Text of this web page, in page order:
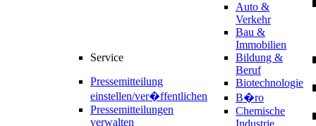
Service
Pressemitteilung
einstellen/ver�ffentlichen
Pressemitteilungen
verwalten
Auto &
Verkehr
Bau &
Immobilien
Bildung &
Beruf
Biotechnologie
B�ro
Chemische
Industrie